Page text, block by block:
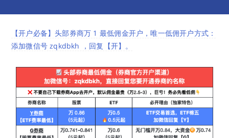
【开户必备】头部券商万 1 最低佣金开户，唯一低佣开户方式：
添加微信号 zqkdbkh ，回复【开】。